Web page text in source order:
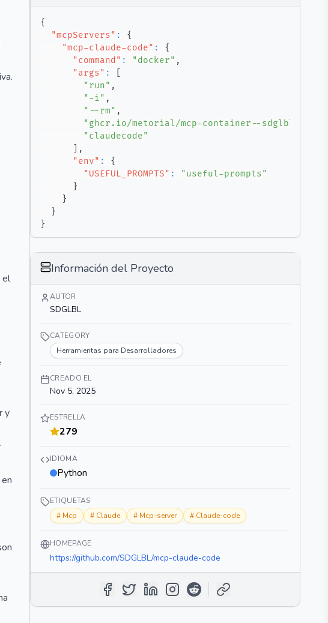
el
y
{
"mcpServers" :
{
"mcp-claude-code" :
{
"command" : "docker" ,
"args" :
"run" ,
"-i" ,
"--rm" ,
"ghcr.io/metorial/mcp-container--sdglbl--mcp-
"claudecode"
,
"env" :
{
"USEFUL_PROMPTS" :
"useful-prompts"
}
}
}
}
Información del Proyecto
AUTOR
SDGLBL
CATEGORY
Herramientas para Desarrolladores
CREADO EL
Nov 5, 2025
ESTRELLA
279
IDIOMA
Python
ETIQUETAS
# Mcp # Claude # Mcp-server # Claude-code
HOMEPAGE
https://github.com/SDGLBL/mcp-claude-code